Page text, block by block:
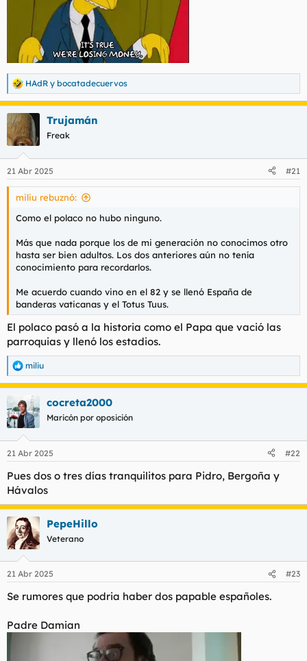
R
e
c
c
i
e
s
HAdR y bocatadecuervos
Trujamán
Freak
21 Abr 2025 #21
miliu rebuznó:
Como el polaco no hubo ninguno.
Más que nada porque los de mi generación no conocimos otro
hasta ser bien adultos. Los dos anteriores aún no tenía
conocimiento para recordarlos.
Me acuerdo cuando vino en el 82 y se llenó España de
banderas vaticanas y el Totus Tuus.
El polaco pasó a la historia como el Papa que vació las
parroquias y llenó los estadios.
R
e
c
c
i
e
:
miliu
cocreta2000
Maricón por oposición
21 Abr 2025 #22
Pues dos o tres días tranquilitos para Pidro, Bergoña y
Hávalos
PepeHillo
Veterano
21 Abr 2025 #23
Se rumores que podria haber dos papable españoles.
Padre Damian